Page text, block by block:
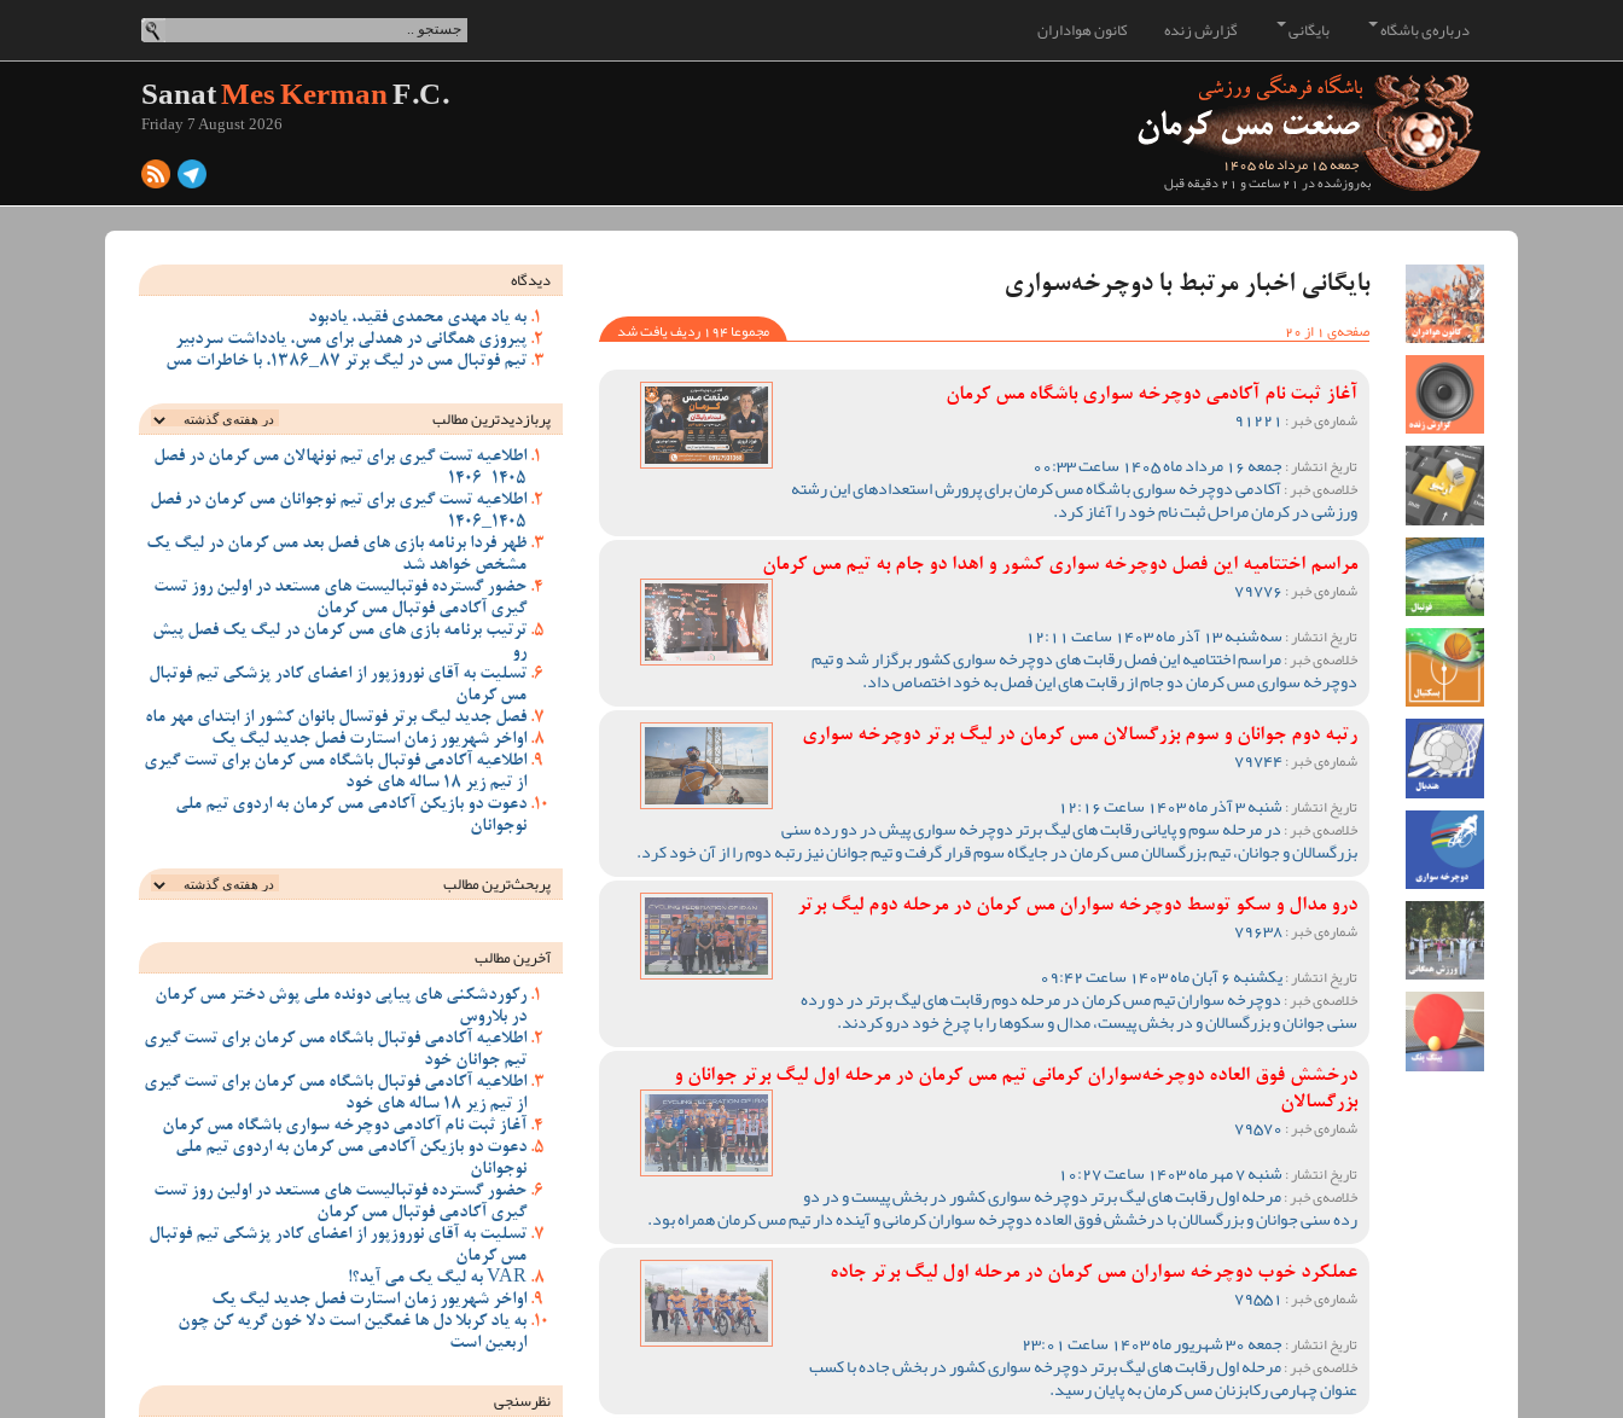
کانون هواداران گزارش زنده بایگانی درباره‌ی باشگاه
جمعه 15 مرداد ماه 1405
به‌روزشده در 21 ساعت و 21 دقیقه قبل
SanatMes KermanF.C.
Friday 7 August 2026
بایگانی اخبار مرتبط با دوچرخه‌سواری
صفحه‌ی 1 از 20
مجموعا 194 ردیف یافت شد
آغاز ثبت نام آکادمی دوچرخه سواری باشگاه مس کرمان
شماره‌ی خبر :
تاریخ انتشار :جمعه 16 مرداد ماه 1405 ساعت 00:33
خلاصه‌ی خبر :آکادمی دوچرخه سواری باشگاه مس کرمان برای پرورش استعدادهای این رشته
ورزشی در کرمان مراحل ثبت نام خود را آغاز کرد‌.
مراسم اختتامیه این فصل دوچرخه سواری کشور و اهدا دو جام به تیم مس کرمان
شماره‌ی خبر :
تاریخ انتشار :سه‌شنبه 13 آذر ماه 1403 ساعت 12:11
خلاصه‌ی خبر :مراسم اختتامیه این فصل رقابت های دوچرخه سواری کشور برگزار شد و تیم
دوچرخه سواری مس کرمان دو جام از رقابت های این فصل به خود اختصاص داد.
رتبه دوم جوانان و سوم بزرگسالان مس کرمان در لیگ برتر دوچرخه سواری
شماره‌ی خبر :79744
تاریخ انتشار :شنبه 3 آذر ماه 1403 ساعت 12:16
خلاصه‌ی خبر :در مرحله سوم و پایانی رقابت های لیگ برتر دوچرخه سواری پیش در دو رده سنی
بزرگسالان و جوانان، تیم بزرگسالان مس کرمان در جایگاه سوم قرار گرفت و تیم جوانان نیز رتبه دوم را از آن خود کرد.
درو مدال و سکو توسط دوچرخه سواران مس کرمان در مرحله دوم لیگ برتر
شماره‌ی خبر :79638
تاریخ انتشار :یکشنبه 6 آبان ماه 1403 ساعت 09:42
خلاصه‌ی خبر :دوچرخه سواران تیم مس کرمان در مرحله دوم رقابت های لیگ برتر در دو رده
سنی جوانان و بزرگسالان و در بخش پیست، مدال و سکوها را با چرخ خود درو کردند.
درخشش فوق العاده دوچرخه‌سواران کرمانی تیم مس کرمان در مرحله اول لیگ برتر جوانان و
بزرگسالان
شماره‌ی خبر :
تاریخ انتشار :شنبه 7 مهر ماه 1403 ساعت 10:27
خلاصه‌ی خبر :مرحله اول رقابت های لیگ برتر دوچرخه سواری کشور در بخش پیست و در دو
رده سنی جوانان و بزرگسالان با درخشش فوق العاده دوچرخه سواران کرمانی و آینده دار تیم مس کرمان همراه بود.
عملکرد خوب دوچرخه سواران مس کرمان در مرحله اول لیگ برتر جاده
شماره‌ی خبر :
تاریخ انتشار :جمعه 30 شهریور ماه 1403 ساعت 23:01
خلاصه‌ی خبر :مرحله اول رقابت های لیگ برتر دوچرخه سواری کشور در بخش جاده با کسب
عنوان چهارمی رکابزنان مس کرمان به پایان رسید.
دیدگاه
به یاد مهدی محمدی فقید، یادبود
پیروزی همگانی در همدلی برای مس، یادداشت سردبیر
تیم فوتبال مس در لیگ برتر 87_1386، با خاطرات مس
پربازدیدترین‌ مطالب
اطلاعیه تست گیری برای تیم نونهالان مس کرمان در فصل
1405-1406
اطلاعیه تست گیری برای تیم نوجوانان مس کرمان در فصل
1405_1406
ظهر فردا برنامه بازی های فصل بعد مس کرمان در لیگ یک
مشخص خواهد شد
حضور گسترده فوتبالیست های مستعد در اولین روز تست
گیری آکادمی فوتبال مس کرمان
ترتیب برنامه بازی های مس کرمان در لیگ یک فصل پیش
رو
تسلیت به آقای نوروزپور از اعضای کادر پزشکی تیم فوتبال
مس کرمان
فصل جدید لیگ برتر فوتسال بانوان کشور از ابتدای مهر ماه
اواخر شهریور زمان استارت فصل جدید لیگ یک
اطلاعیه آکادمی فوتبال باشگاه مس کرمان برای تست گیری
از تیم زیر 18 ساله های خود
دعوت دو بازیکن آکادمی مس کرمان به اردوی تیم ملی
نوجوانان
پربحث‌ترین‌ مطالب
آخرین مطالب
رکوردشکنی های پیاپی دونده ملی پوش دختر مس کرمان
در بلاروس
اطلاعیه آکادمی فوتبال باشگاه مس کرمان برای تست گیری
تیم جوانان خود
اطلاعیه آکادمی فوتبال باشگاه مس کرمان برای تست گیری
از تیم زیر 18 ساله های خود
آغاز ثبت نام آکادمی دوچرخه سواری باشگاه مس کرمان
دعوت دو بازیکن آکادمی مس کرمان به اردوی تیم ملی
نوجوانان
حضور گسترده فوتبالیست های مستعد در اولین روز تست
گیری آکادمی فوتبال مس کرمان
تسلیت به آقای نوروزپور از اعضای کادر پزشکی تیم فوتبال
مس کرمان
VAR به لیگ یک می آید؟!
اواخر شهریور زمان استارت فصل جدید لیگ یک
به یاد کربلا دل ها غمگین است دلا خون گریه کن چون
اربعین است
نظرسنجی